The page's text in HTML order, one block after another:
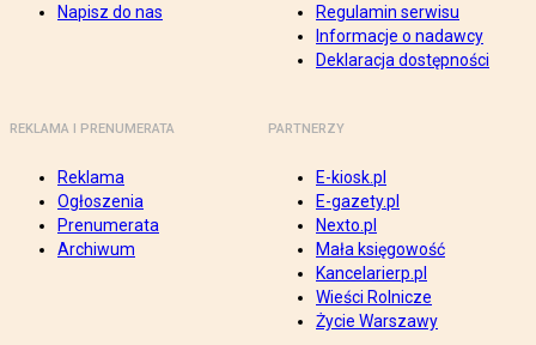
Napisz do nas
Regulamin serwisu
Informacje o nadawcy
Deklaracja dostępności
REKLAMA I PRENUMERATA
Reklama
Ogłoszenia
Prenumerata
Archiwum
PARTNERZY
E-kiosk.pl
E-gazety.pl
Nexto.pl
Mała księgowość
Kancelarierp.pl
Wieści Rolnicze
Życie Warszawy